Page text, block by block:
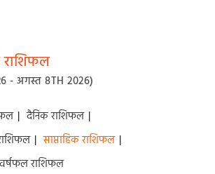
राशिफल
- अगस्त 8TH 2026)
| दैनिक राशिफल |
| साप्ताहिक राशिफल |
वर्षफल राशिफल